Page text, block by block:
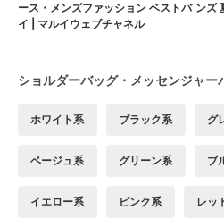
ース・メンズファッション ベストバ
イ | マルイウェブチャネル
ンズ
ショルダーバッグ・メッセンジャー
ホワイト系 ブラック系 グ
ベージュ系 グリーン系 ブ
イエロー系 ピンク系 レッ